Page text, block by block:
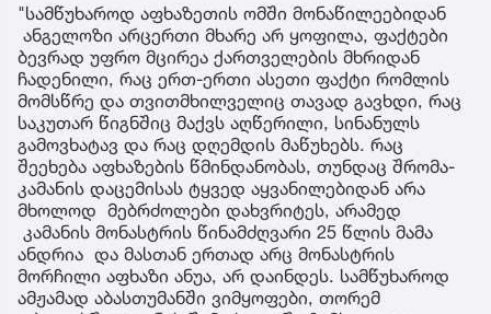
"სამწუხაროდ აფხაზეთის ომში მონაწილეებიდან
ანგელოზი არცერთი მხარე არ ყოფილა, ფაქტები
ბევრად უფრო მცირეა ქართველების მხრიდან
ჩადენილი, რაც ერთ-ერთი ასეთი ფაქტი რომლის
მომსწრე და თვითმხილველიც თავად გავხდი, რაც
საკუთარ წიგნშიც მაქვს აღწერილი, სინანულს
გამოვხატავ და რაც დღემდის მაწუხებს. რაც
შეეხება აფხაზების წმინდანობას, თუნდაც შრომა-
კამანის დაცემისას ტყვედ აყვანილებიდან არა
მხოლოდ მებრძოლები დახვრიტეს, არამედ
კამანის მონასტრის წინამძღვარი 25 წლის მამა
ანდრია და მასთან ერთად არც მონასტრის
მორჩილი აფხაზი ანუა, არ დაინდეს. სამწუხაროდ
ამჟამად აბასთუმანში ვიმყოფები, თორემ